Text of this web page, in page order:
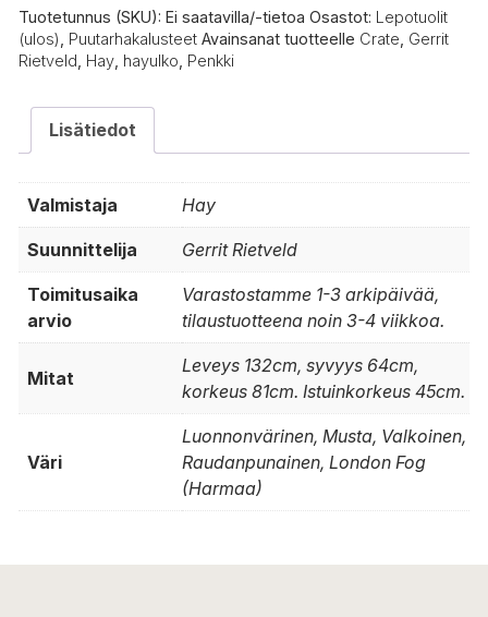
Tuotetunnus (SKU): Ei saatavilla/-tietoa Osastot: Lepotuolit
(ulos)
Puutarhakalusteet Avainsanat tuotteelle Crate Gerrit
Rietveld Hay hayulko Penkki
Lisätiedot
Valmistaja Hay
Suunnittelija Gerrit Rietveld
Toimitusaika
arvio
Varastostamme 1-3 arkipäivää,
tilaustuotteena noin 3-4 viikkoa.
Mitat
Leveys 132cm, syvyys 64cm,
korkeus 81cm. Istuinkorkeus 45cm.
Väri
Luonnonvärinen, Musta, Valkoinen,
Raudanpunainen, London Fog
(Harmaa)